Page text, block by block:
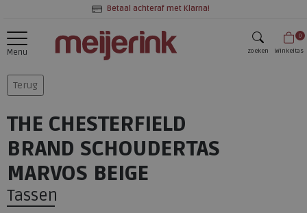
Betaal achteraf met Klarna!
Menu zoeken
0
Winkeltas
Terug
THE CHESTERFIELD
BRAND SCHOUDERTAS
MARVOS BEIGE
Tassen